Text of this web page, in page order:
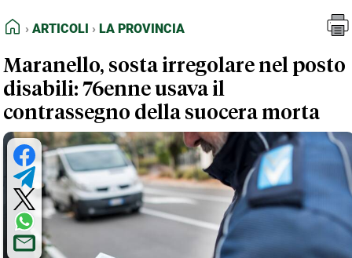
FEED RSS
NORMATIVE DEONTOLOGICHE
TERMINI e CONDIZIONI
Articoli
La Provincia
HOME
ARTICOLI LA PROVINCIA
Maranello, sosta irregolare nel posto
disabili: 76enne usava il
contrassegno della suocera morta